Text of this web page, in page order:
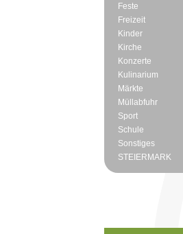
Feste
Freizeit
Kinder
Kirche
Konzerte
Kulinarium
Märkte
Müllabfuhr
Sport
Schule
Sonstiges
STEIERMARK